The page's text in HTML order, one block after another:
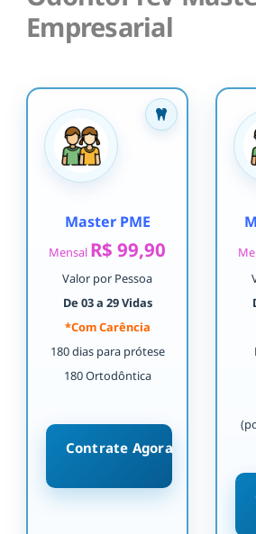
Empresarial
Master PME
Mensal R$ 99,90
Valor por Pessoa
De 03 a 29 Vidas
*Com Carência
180 dias para prótese
180 Ortodôntica
Contrate Agora